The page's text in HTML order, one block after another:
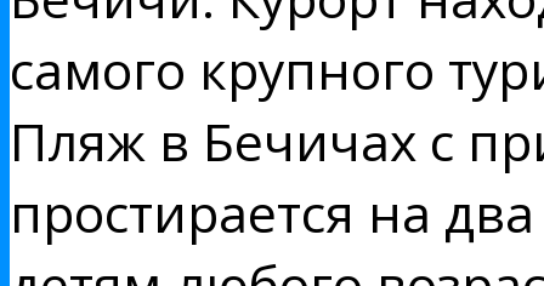
самого крупного
Пляж в Бечичах с
простирается на